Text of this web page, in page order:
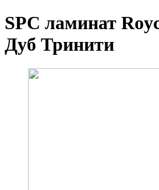
SPC ламинат
Дуб Тринити